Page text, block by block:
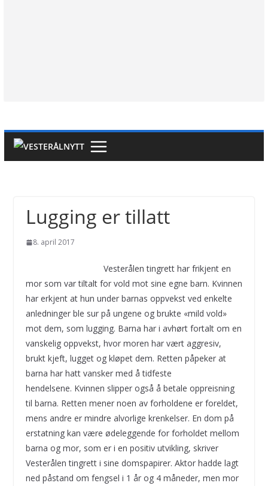
Lugging er tillatt
8. april 2017
Vesterålen tingrett har frikjent en
mor som var tiltalt for vold mot sine egne barn. Kvinnen
har erkjent at hun under barnas oppvekst ved enkelte
anledninger ble sur på ungene og brukte «mild vold»
mot dem, som lugging. Barna har i avhørt fortalt om en
vanskelig oppvekst, hvor moren har vært aggresiv,
brukt kjeft, lugget og kløpet dem. Retten påpeker at
barna har hatt vansker med å tidfeste
hendelsene. Kvinnen slipper også å betale oppreisning
til barna. Retten mener noen av forholdene er foreldet,
mens andre er mindre alvorlige krenkelser. En dom på
erstatning kan være ødeleggende for forholdet mellom
barna og mor, som er i en positiv utvikling, skriver
Vesterålen tingrett i sine domspapirer. Aktor hadde lagt
ned påstand om fengsel i 1 år og 4 måneder, men mor